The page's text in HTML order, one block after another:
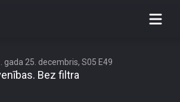
ka pirmo reizi mūžā
gada 25. decembris, S05 E49
Bez filtra